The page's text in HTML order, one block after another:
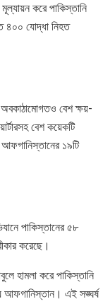
করে পাকিস্তানি
৪০০ যোদ্ধা নিহত
বেশ ক্ষয়-
বেশ কয়েকটি
১৯টি
পাকিস্তানের ৫৮
করেছে।
হামলা করে পাকিস্তানি
আফগানিস্তান। এই সঙ্ঘর্ষ